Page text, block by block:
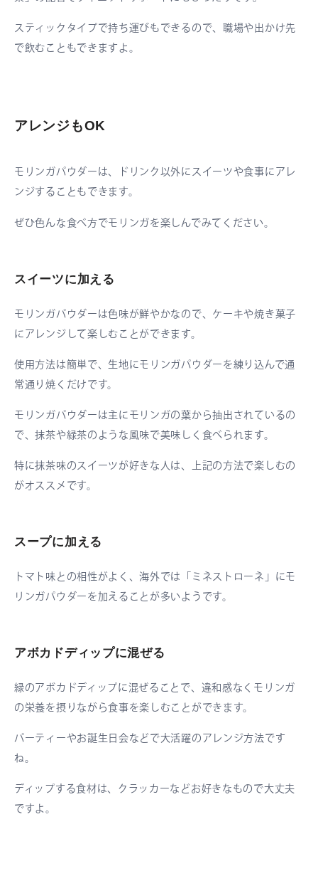
スティックタイプで持ち運びもできるので、職場や出かけ先
で飲むこともできますよ。
アレンジもOK
モリンガパウダーは、ドリンク以外にスイーツや食事にアレ
ンジすることもできます。
ぜひ色んな食べ方でモリンガを楽しんでみてください。
スイーツに加える
モリンガパウダーは色味が鮮やかなので、ケーキや焼き菓子
にアレンジして楽しむことができます。
使用方法は簡単で、生地にモリンガパウダーを練り込んで通
常通り焼くだけです。
モリンガパウダーは主にモリンガの葉から抽出されているの
で、抹茶や緑茶のような風味で美味しく食べられます。
特に抹茶味のスイーツが好きな人は、上記の方法で楽しむの
がオススメです。
スープに加える
トマト味との相性がよく、海外では「ミネストローネ」にモ
リンガパウダーを加えることが多いようです。
アボカドディップに混ぜる
緑のアボカドディップに混ぜることで、違和感なくモリンガ
の栄養を摂りながら食事を楽しむことができます。
パーティーやお誕生日会などで大活躍のアレンジ方法です
ね。
ディップする食材は、クラッカーなどお好きなもので大丈夫
ですよ。